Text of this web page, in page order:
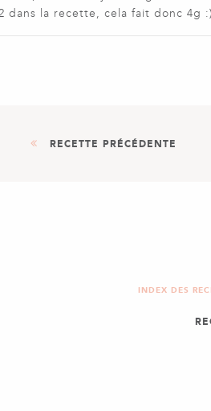
dans la recette, cela fait donc 4g :)
RECETTE PRÉCÉDENTE
INDEX DES